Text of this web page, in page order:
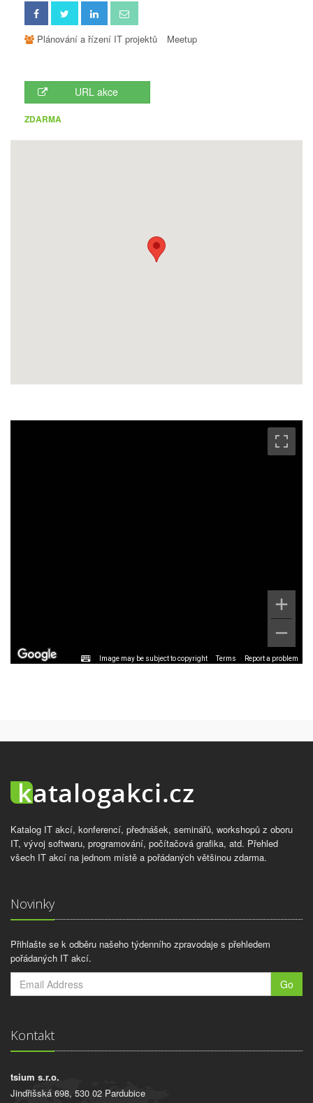
Plánování a řízení IT projektů Meetup
URL akce
ZDARMA
Image may be subject to copyright Terms Report a problem
Katalog IT akcí, konferencí, přednášek, seminářů, workshopů z oboru
IT, vývoj softwaru, programování, počítačová grafika, atd. Přehled
všech IT akcí na jednom místě a pořádaných většinou zdarma.
Novinky
Přihlašte se k odběru našeho týdenního zpravodaje s přehledem
pořádaných IT akcí.
Go
Kontakt
tsium s.r.o.
Jindřišská 698, 530 02 Pardubice